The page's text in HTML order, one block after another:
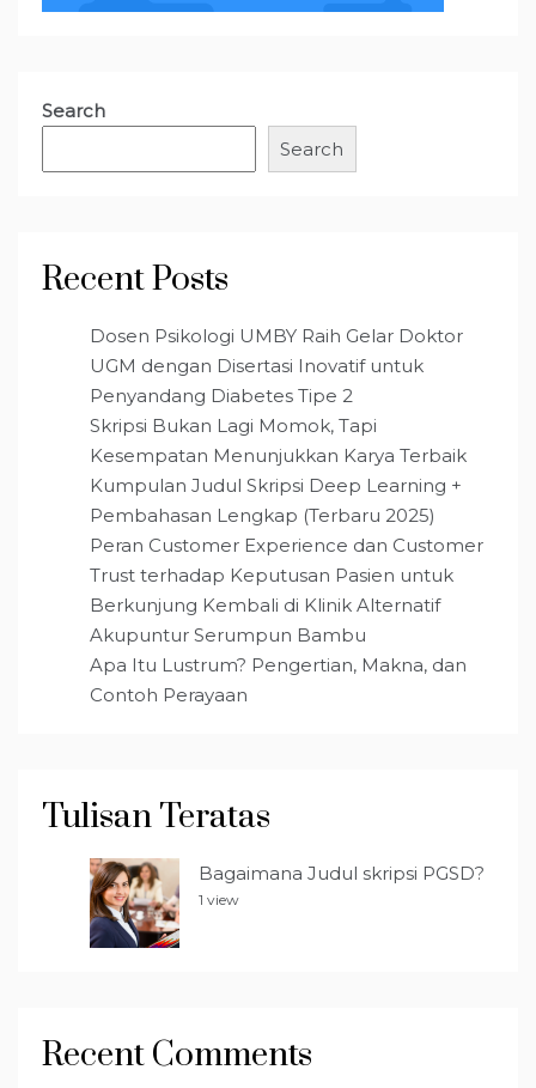
Search
Search
Recent Posts
Dosen Psikologi UMBY Raih Gelar Doktor
UGM dengan Disertasi Inovatif untuk
Penyandang Diabetes Tipe 2
Skripsi Bukan Lagi Momok, Tapi
Kesempatan Menunjukkan Karya Terbaik
Kumpulan Judul Skripsi Deep Learning +
Pembahasan Lengkap (Terbaru 2025)
Peran Customer Experience dan Customer
Trust terhadap Keputusan Pasien untuk
Berkunjung Kembali di Klinik Alternatif
Akupuntur Serumpun Bambu
Apa Itu Lustrum? Pengertian, Makna, dan
Contoh Perayaan
Tulisan Teratas
Bagaimana Judul skripsi PGSD?
1 view
Recent Comments